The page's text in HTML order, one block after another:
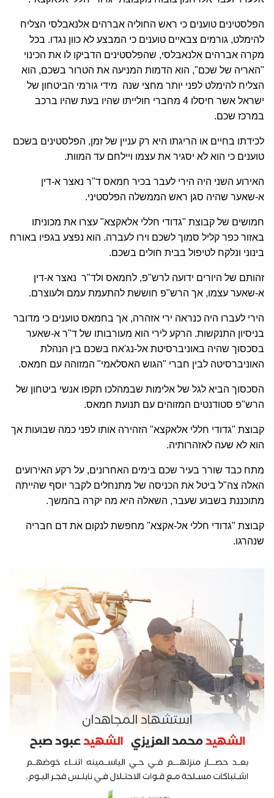
הפלסטינים טוענים כי ראש החוליה אברהים אלנאבלסי הצליח
להימלט, גורמים צבאיים טוענים כי המבצע לא כוון נגדו. בכל
מקרה אברהים אלנאבלסי, שהפלסטינים הדביקו לו את הכינוי
"האריה של שכם", הוא הדמות המניעה את הטרור בשכם, הוא
הצליח להימלט לפני יותר מחצי שנה מידי גורמי הביטחון של
ישראל אשר חיסלו 4 מחברי חולייתו שהיו בעת שהיו ברכב
במרכז שכם.
לכידתו בחיים או הריגתו היא רק עניין של זמן, הפלסטינים בשכם
טוענים כי הוא לא יסגיר את עצמו ויילחם עד המוות.
האירוע השני היה הירי לעבר בכיר חמאס ד"ר נאצר א-דין
א-שאער שהיה סגן ראש הממשלה הפלסטיני.
חמושים של קבוצת "גדודי חללי אלאקצא" עצרו את מכוניתו
באזור כפר קליל סמוך לשכם וירו לעברה. הוא נפצע בגפיו באורח
בינוני ונלקח לטיפול בבית חולים בשכם.
זהותם של היורים ידועה לרש"פ, לחמאס ולד"ר נאצר א-דין
א-שאער עצמו, אך הרש"פ חוששת להתעמת עמם ולעוצרם.
הירי לעברו היה כנראה ירי אזהרה, אך בחמאס טוענים כי מדובר
בניסיון התנקשות. הרקע לירי הוא מעורבותו של ד"ר א-שאער
בסכסוך שהיה באוניברסיטת אל-נג'אח בשכם בין הנהלת
האוניברסיטה לבין חברי "הגוש האסלאמי" המזוהה עם חמאס.
הסכסוך הביא לגל של אלימות שבמהלכו תקפו אנשי ביטחון של
הרש"פ סטודנטים המזוהים עם תנועת חמאס.
קבוצת "גדודי חללי אלאקצא" הזהירה אותו לפני כמה שבועות אך
הוא לא שעה לאזהרותיה.
מתח כבד שורר בעיר שכם בימים האחרונים, על רקע האירועים
האלה צה"ל ביטל את הכניסה של מתנחלים לקבר יוסף שהייתה
מתוכננת בשבוע שעבר, השאלה היא מה יקרה בהמשך.
קבוצת "גדודי חללי אל-אקצא" מחפשת לנקום את דם חבריה
שנהרגו.